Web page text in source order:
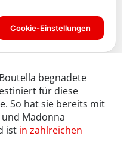
begnadete
für diese
So hat sie bereits mit
und Madonna
ist in zahlreichen